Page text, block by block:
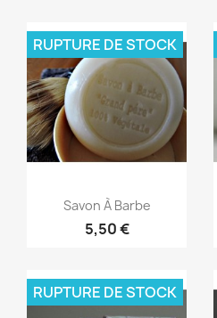
Aperçu rapide
Savon À Barbe
5,50 €
RUPTURE DE STOCK
RUPTURE DE STOCK